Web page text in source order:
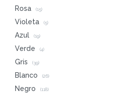
Rosa (15)
Violeta (5)
Azul (19)
Verde (4)
Gris (39)
Blanco (26)
Negro (118)